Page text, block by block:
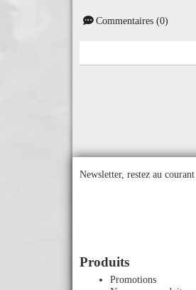
Commentaires (0)
Newsletter, restez au
Produits
Promotions